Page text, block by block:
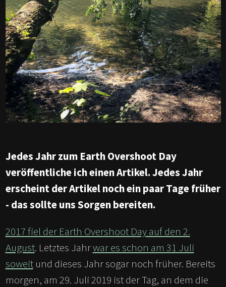
Jedes Jahr zum Earth Overshoot Day
veröffentliche ich einen Artikel. Jedes Jahr
erscheint der Artikel noch ein paar Tage früher
- das sollte uns Sorgen bereiten.
2017 fiel der Earth Overshoot Day auf den 2.
August. Letztes Jahrwar es schon am 31 Juli
soweitund dieses Jahr sogar noch früher. Bereits
morgen, am 29. Juli 2019 ist der Tag, an dem die